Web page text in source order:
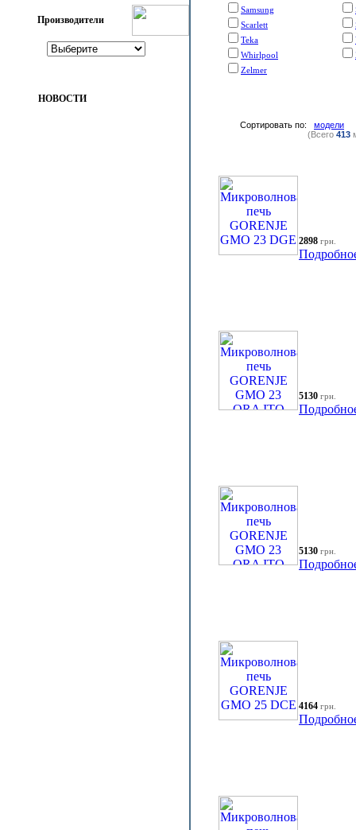
Производители
НОВОСТИ
Samsung
Scarlett
Teka
Whirlpool
Zelmer
Сортировать по: модели
(Всего 413
2898 грн.
5130 грн.
5130 грн.
4164 грн.